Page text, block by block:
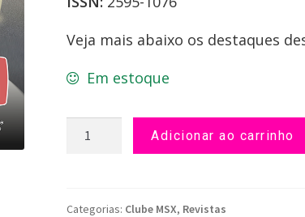
Veja mais abaixo os destaques
Em estoque
10
Adicionar ao carrinho
Categorias: Clube MSX, Revistas